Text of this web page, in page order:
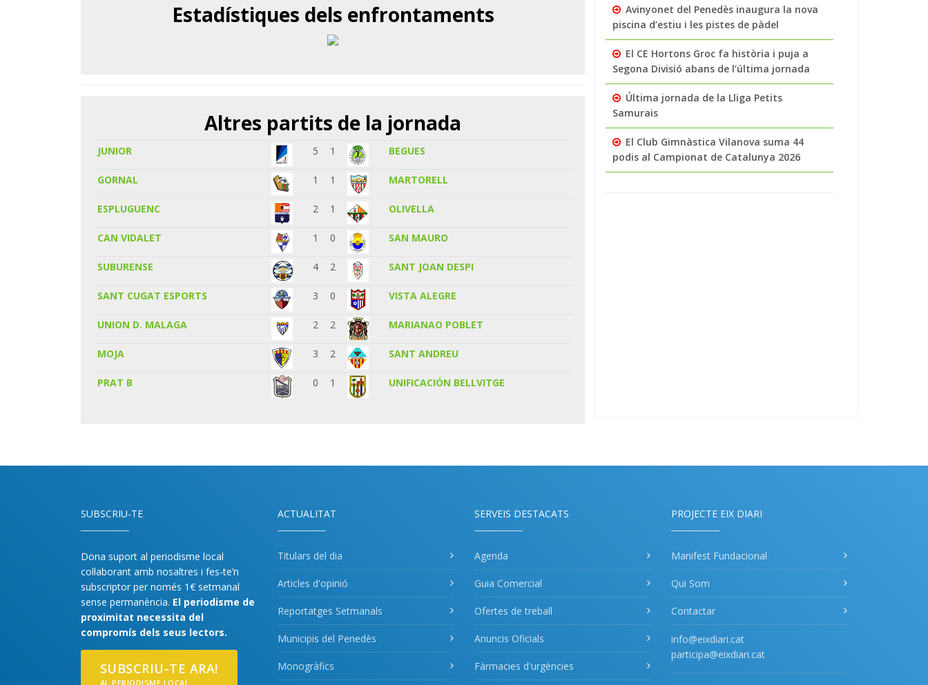
Estadístiques dels enfrontaments
Altres partits de la jornada
JUNIOR 5 1 BEGUES
GORNAL 1 1 MARTORELL
ESPLUGUENC 2 1 OLIVELLA
CAN VIDALET 1 0 SAN MAURO
SUBURENSE 4 2 SANT JOAN DESPI
SANT CUGAT ESPORTS 3 0 VISTA ALEGRE
UNION D. MALAGA 2 2 MARIANAO POBLET
MOJA 3 2 SANT ANDREU
PRAT B 0 1 UNIFICACIÓN BELLVITGE
Avinyonet del Penedès inaugura la nova
piscina d’estiu i les pistes de pàdel
El CE Hortons Groc fa història i puja a
Segona Divisió abans de l’última jornada
Última jornada de la Lliga Petits
Samurais
El Club Gimnàstica Vilanova suma 44
podis al Campionat de Catalunya 2026
SUBSCRIU-TE
Dona suport al periodisme local
col·laborant amb nosaltres i fes-te’n
subscriptor per només 1€ setmanal
sense permanència. El periodisme de
proximitat necessita del
compromís dels seus lectors.
SUBSCRIU-TE ARA!
AL PERIODISME LOCAL
ACTUALITAT
Titulars del dia
Articles d'opinió
Reportatges Setmanals
Municipis del Penedès
Monogràfics
SERVEIS DESTACATS
Agenda
Guia Comercial
Ofertes de treball
Anuncis Oficials
Fàrmacies d'urgències
PROJECTE EIX DIARI
Manifest Fundacional
Qui Som
Contactar
info@eixdiari.cat
participa@eixdiari.cat